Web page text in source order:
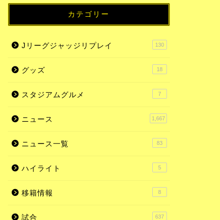
カテゴリー
Jリーグジャッジリプレイ 130
グッズ 18
スタジアムグルメ 7
ニュース 1,667
ニュース一覧 83
ハイライト 5
移籍情報 8
試合 637